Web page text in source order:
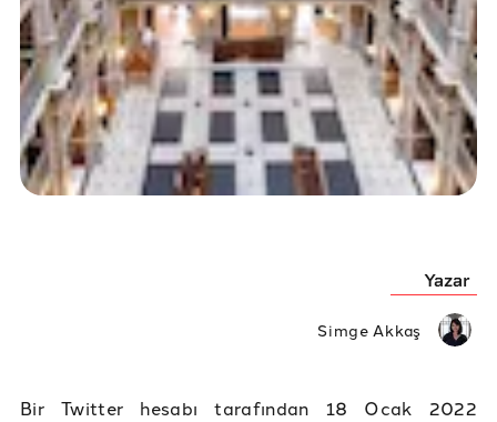
Yazar
Simge Akkaş
Bir Twitter hesabı tarafından 18 Ocak 2022